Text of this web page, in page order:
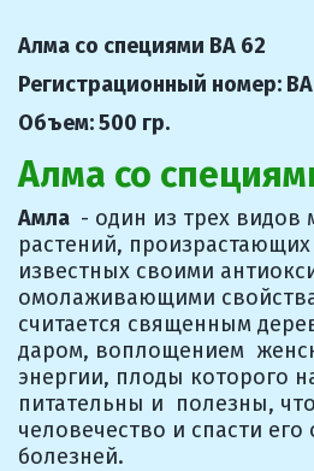
Алма со специями BA 62
Регистрационный номер:
Объем: 500 гр.
Алма со
Амла
- один из трех
растений,
известных своими
омолаживающими
считается священным
даром, воплощением
энергии, плоды которого
питательны и  полезны,
человечество и спасти его
болезней.